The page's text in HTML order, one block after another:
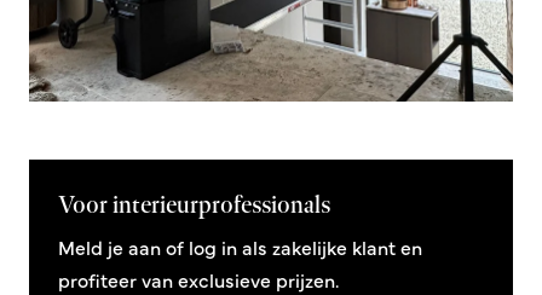
Voor interieurprofessionals
Meld je aan of log in als zakelijke klant en
profiteer van exclusieve prijzen.